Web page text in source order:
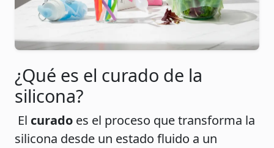
¿Qué es el curado de la
silicona?
El curado es el proceso que transforma la
silicona desde un estado fluido a un